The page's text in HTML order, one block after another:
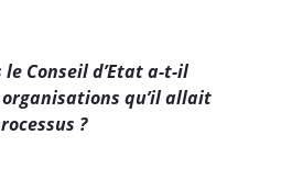
Conseil d’Etat a-t-il
qu’il allait
?